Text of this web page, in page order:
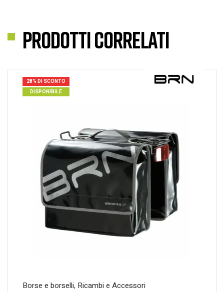
Prodotti correlati
28% DI SCONTO
DISPONIBILE
Borse e borselli, Ricambi e Accessori